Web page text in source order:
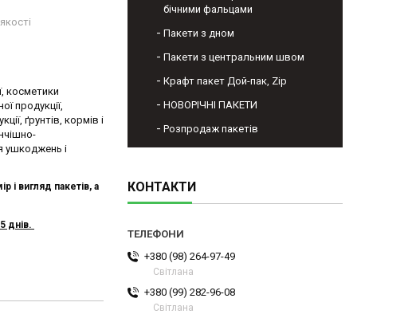
косметики
продукції,
ґрунтів, кормів і
ушкоджень і
і вигляд пакетів, а
днів.
бічними фальцами
Пакети з дном
Пакети з центральним швом
Крафт пакет Дой-пак, Zip
НОВОРІЧНІ ПАКЕТИ
Розпродаж пакетів
КОНТАКТИ
+380 (98) 264-97-49
Світлана
+380 (99) 282-96-08
Світлана